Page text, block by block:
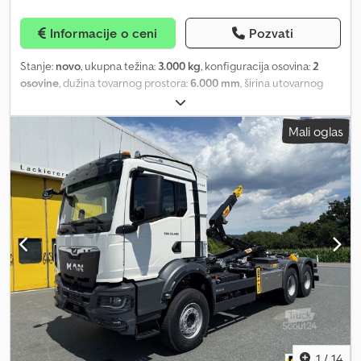
Domenico Truck srl ne snosi odgovornost za eventualna
odstupanja u tehničkim specifikacijama, opcijama i
opisu. Molimo Vas da proverite karakteristike konkretnog vozila.
Informacije o ceni Pozvati
Stanje: novo, ukupna težina: 3.000 kg, konfiguracija osovina:2
osovine, dužina tovarnog prostora:6.000 mm, širina utovarnog
, visina tovarnog prostora:
ložište u zadnjem delu Flammlachs BBQ roštilja Ovaj prikazani
objekat je primer naših radova i već je isporučen kupcu. Kao
proizvođač vozila za individualne potrebe, projektujemo,
planiramo i izrađujemo vozila prema VAŠIM zahtevima. Dimenzije,
nadogradnje, enterijer, boje i tehnička rešenja mogu biti slobodno
definisana. Imate li pitanja o mogućnostima izrade? Pošaljite nam
listu zahteva ili jednostavnu skicu i dobićete detaljnu ponudu sa
pojedinačnim cenama. Molimo koristite 0468 za upite. Tehnički
podaci: * Ukupna težina: 3000 kg * Dimenzije D/Š/V: unutra 6.000 x
2.400 x 2.300 mm * Vozilaska svetla: po STVZO na 12 volti * Šasija
kao dvoosovinac, čelik/pocinkovan sa 4 izvlačne noge za
stabilizaciju * Pneumatici 10 inča * Automatski hod unazad i
pomoćni točak * Nadogradnja: poliesterske sendvič panele
(otpornim na UV zrake), izolovana lamelna konstrukcija * Zidovi i
plafon oko 33 mm debljine * Podela unutrašnjeg prostora
Mali oglas